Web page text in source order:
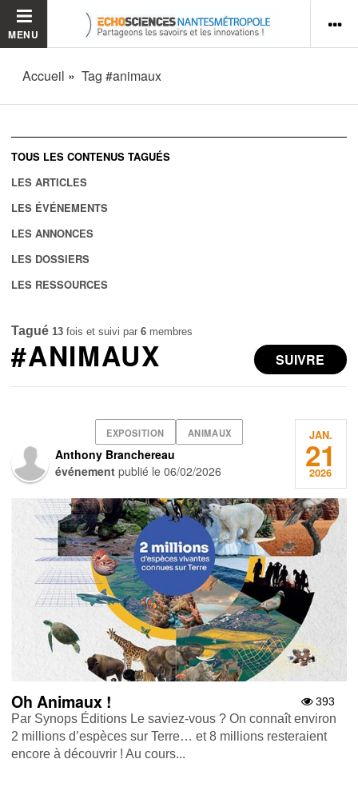
MENU
Accueil Tag #animaux
TOUS LES CONTENUS TAGUÉS
LES ARTICLES
LES ÉVÉNEMENTS
LES ANNONCES
LES DOSSIERS
LES RESSOURCES
Tagué 13 fois et suivi par6 membres
SUIVRE
#ANIMAUX
EXPOSITION ANIMAUX
Anthony Branchereau
événement publié le06/02/2026
JAN.
21
2026
393
Oh Animaux !
Par Synops Éditions Le saviez-vous ? On connaît environ
2 millions d’espèces sur Terre… et 8 millions resteraient
encore à découvrir ! Au cours...